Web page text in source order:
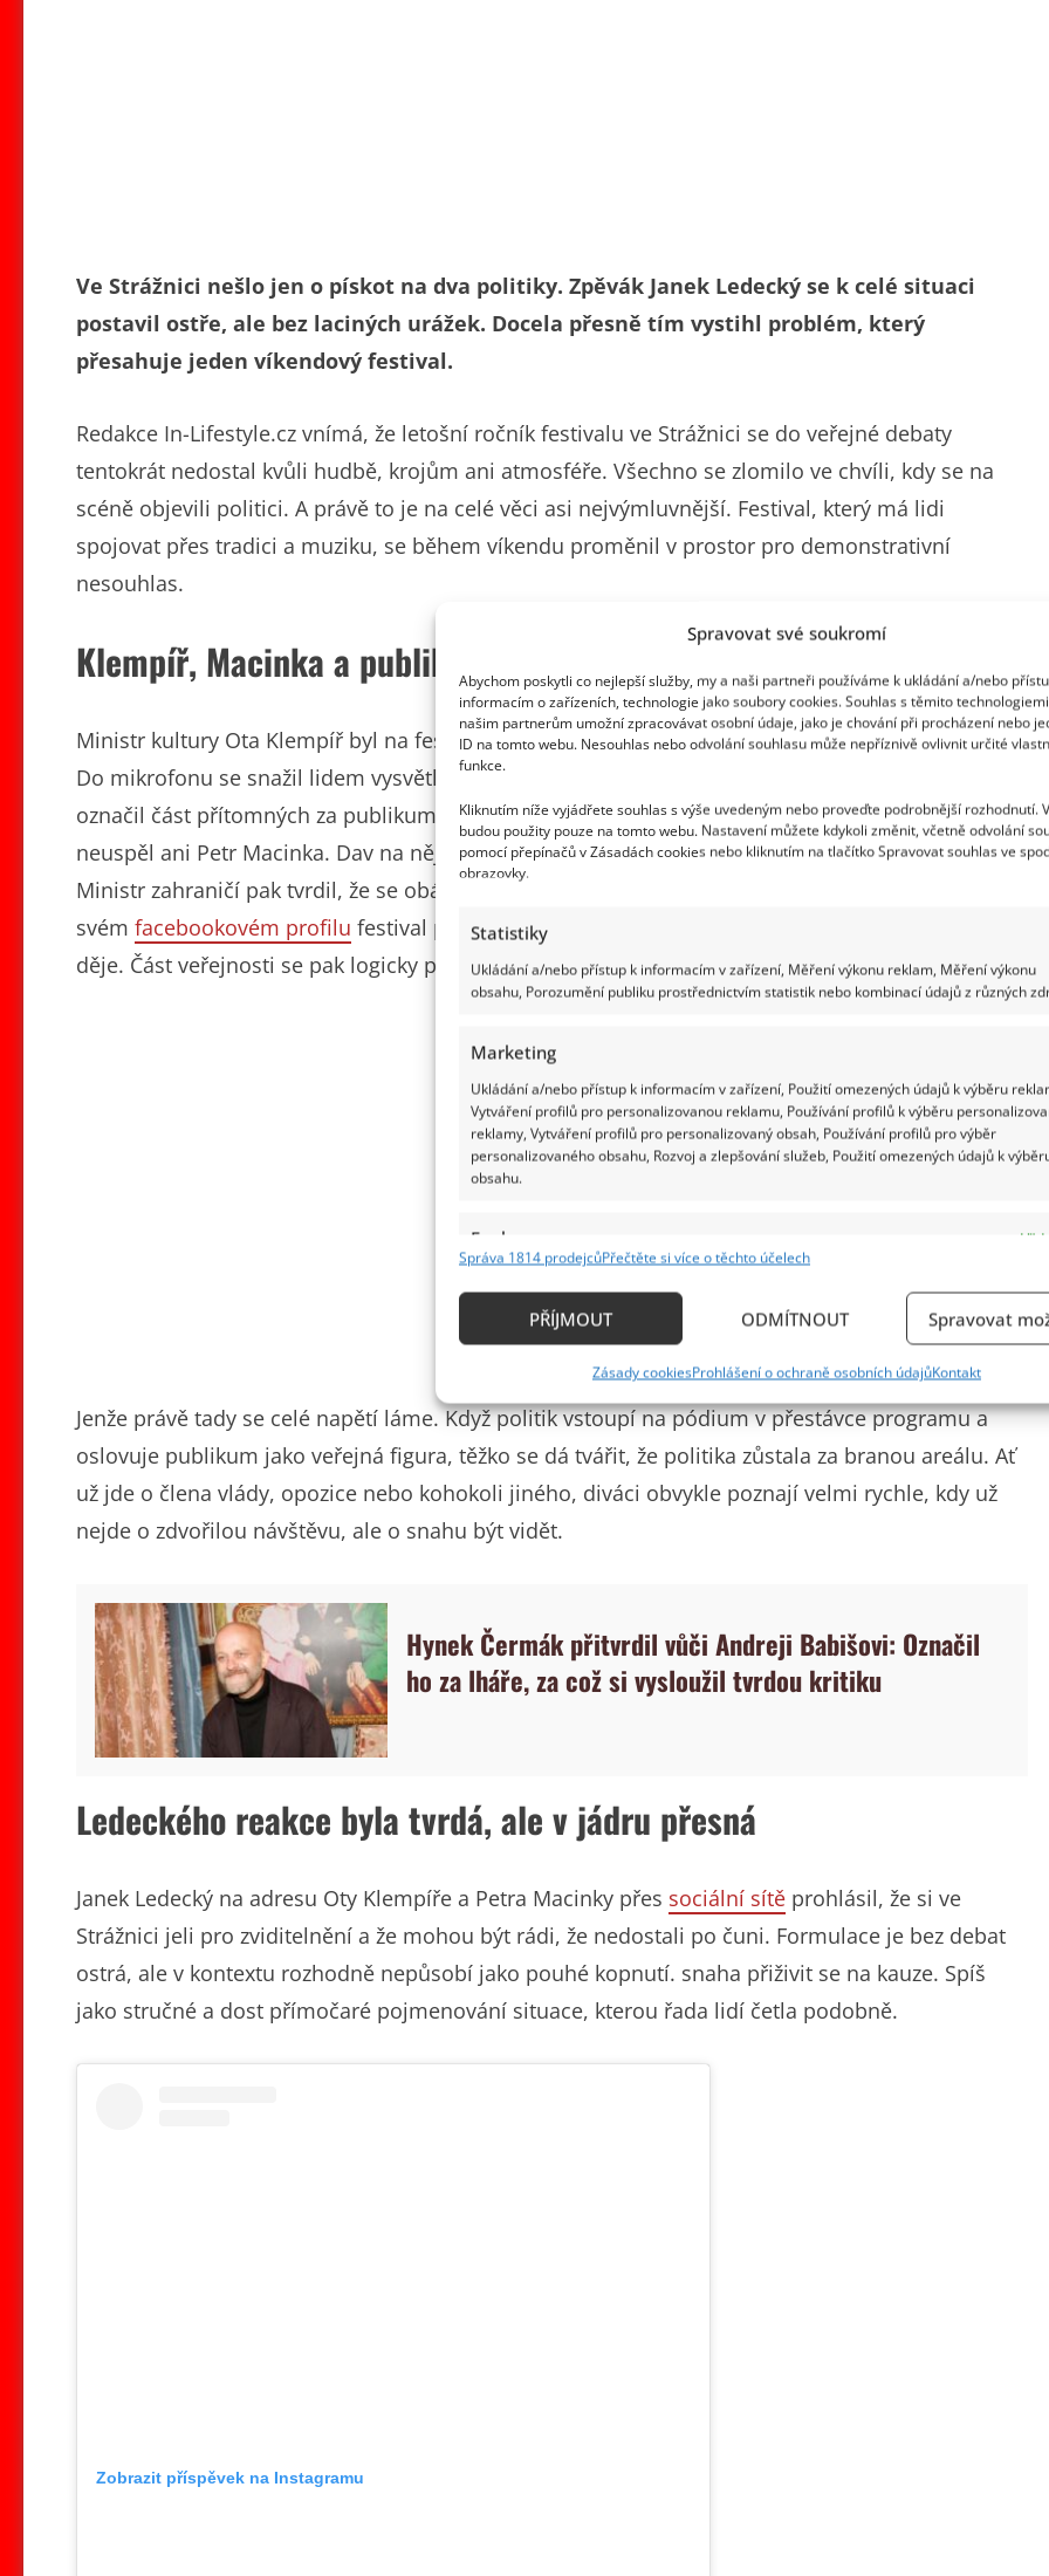
Spravovat své soukromí
Abychom poskytli co nejlepší služby, my a naši partneři používáme k ukládání a/nebo
informacím o zařízeních, technologie jako soubory cookies. Souhlas s těmito
našim partnerům umožní zpracovávat osobní údaje, jako je chování při procházení nebo
ID na tomto webu. Nesouhlas nebo odvolání souhlasu může nepříznivě ovlivnit určité
funkce.
Kliknutím níže vyjádřete souhlas s výše uvedeným nebo proveďte podrobnější rozhodnutí.
budou použity pouze na tomto webu. Nastavení můžete kdykoli změnit, včetně odvolání
pomocí přepínačů v Zásadách cookies nebo kliknutím na tlačítko Spravovat souhlas ve
obrazovky.
Statistiky
Ukládání a/nebo přístup k informacím v zařízení, Měření výkonu reklam, Měření výkonu
obsahu, Porozumění publiku prostřednictvím statistik nebo kombinací údajů z různých
Marketing
Ukládání a/nebo přístup k informacím v zařízení, Použití omezených údajů k výběru
Vytváření profilů pro personalizovanou reklamu, Používání profilů k výběru
reklamy, Vytváření profilů pro personalizovaný obsah, Používání profilů pro výběr
personalizovaného obsahu, Rozvoj a zlepšování služeb, Použití omezených údajů k
obsahu.
Funkce
Identifikace zařízení na základě automaticky přenášených informací.
základě aktivně vyžádaných informací.
Zajištění bezpečnosti, předcházení a zjišťování podvodů a
obsahu, Ukládání a sdělování voleb ochrany osobních údajů.
Správa 1814 prodejcůPřečtěte si více o těchto účelech
PŘÍJMOUT ODMÍTNOUT Spravovat
Zásady cookiesProhlášení o ochraně osobních údajůKontakt
Ve Strážnici nešlo jen o pískot na dva politiky. Zpěvák Janek Ledecký se k celé situaci
postavil ostře, ale bez laciných urážek. Docela přesně tím vystihl problém, který
přesahuje jeden víkendový festival.
Redakce In-Lifestyle.cz vnímá, že letošní ročník festivalu ve Strážnici se do veřejné debaty
tentokrát nedostal kvůli hudbě, krojům ani atmosféře. Všechno se zlomilo ve chvíli, kdy se na
scéně objevili politici. A právě to je na celé věci asi nejvýmluvnější. Festival, který má lidi
spojovat přes tradici a muziku, se během víkendu proměnil v prostor pro demonstrativní
nesouhlas.
Klempíř, Macinka a publikum, které dalo najevo hranici
Ministr kultury Ota Klempíř byl na festivalu ve Strážnici vypískán při svém pátečním proslovu.
Do mikrofonu se snažil lidem vysvětlit, že si na něj udělali názor z médií, a poté na
označil část přítomných za publikum v zajetí buranství, sprostoty a zášti. O den později podobně
neuspěl ani Petr Macinka. Dav na něj reagoval skandováním, aby odešel., přesněji: „Vypadni.“
Ministr zahraničí pak tvrdil, že se obává, že se festival politizuje. Macinka podle svých slov na
svém facebookovém profilu festival politizovat nechtěl, pouze chtěl upozornit na to, že se tak už
děje. Část veřejnosti se pak logicky ptá: Tak co tam teda dělal?
Jenže právě tady se celé napětí láme. Když politik vstoupí na pódium v přestávce programu a
oslovuje publikum jako veřejná figura, těžko se dá tvářit, že politika zůstala za branou areálu. Ať
už jde o člena vlády, opozice nebo kohokoli jiného, diváci obvykle poznají velmi rychle, kdy už
nejde o zdvořilou návštěvu, ale o snahu být vidět.
Hynek Čermák přitvrdil vůči Andreji Babišovi: Označil
ho za lháře, za což si vysloužil tvrdou kritiku
Ledeckého reakce byla tvrdá, ale v jádru přesná
Janek Ledecký na adresu Oty Klempíře a Petra Macinky přes sociální sítě prohlásil, že si ve
Strážnici jeli pro zviditelnění a že mohou být rádi, že nedostali po čuni. Formulace je bez debat
ostrá, ale v kontextu rozhodně nepůsobí jako pouhé kopnutí. snaha přiživit se na kauze. Spíš
jako stručné a dost přímočaré pojmenování situace, kterou řada lidí četla podobně.
Zobrazit příspěvek na Instagramu